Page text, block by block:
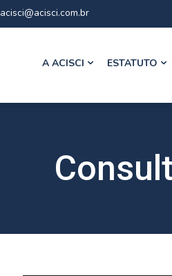
acisci@acisci.com.br
A ACISCI ESTATUTO